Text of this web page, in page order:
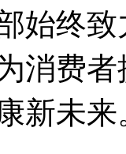
始终
消费
新未来